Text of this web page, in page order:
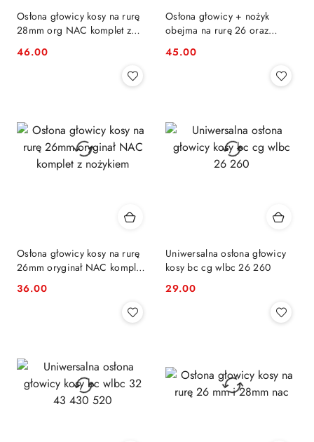
Osłona głowicy kosy na rurę
28mm org NAC komplet z
Cena:
46.00
Osłona głowicy + nożyk
obejma na rurę 26 oraz
Cena:
45.00
Osłona głowicy kosy na rurę
26mm oryginał NAC komplet
Cena:
36.00
Uniwersalna osłona głowicy
kosy bc cg wlbc 26 260
Cena:
29.00